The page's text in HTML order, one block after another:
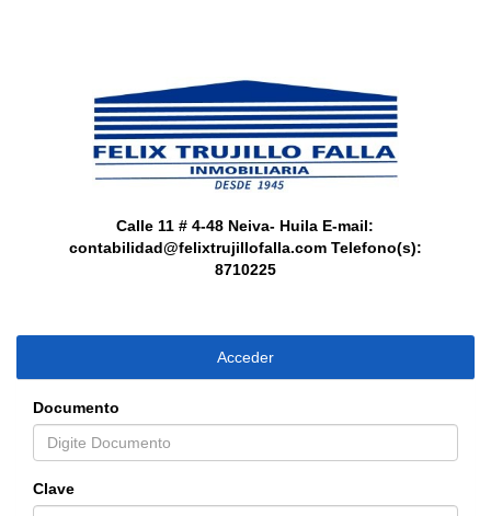
Calle 11 # 4-48 Neiva- Huila E-mail:
contabilidad@felixtrujillofalla.comTelefono(s):
8710225
Acceder
Documento
Clave